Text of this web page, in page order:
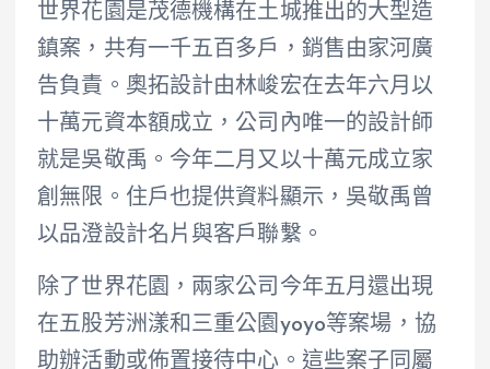
世界花園是茂德機構在土城推出的大型造
鎮案，共有一千五百多戶，銷售由家河廣
告負責。奧拓設計由林峻宏在去年六月以
十萬元資本額成立，公司內唯一的設計師
就是吳敬禹。今年二月又以十萬元成立家
創無限。住戶也提供資料顯示，吳敬禹曾
以品澄設計名片與客戶聯繫。
除了世界花園，兩家公司今年五月還出現
在五股芳洲漾和三重公園yoyo等案場，協
助辦活動或佈置接待中心。這些案子同屬